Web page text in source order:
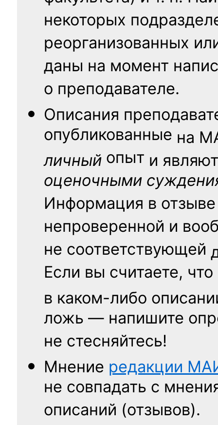
некоторых
реорганизованных
даны на момент
о преподавателе.
Описания
опубликованные на
личный опыт и
оценочными
Информация в
непроверенной и
не соответствующей
Если вы считаете, что
в каком-либо
ложь — напишите
не стесняйтесь!
Мнение редакции
не совпадать с
описаний (отзывов).